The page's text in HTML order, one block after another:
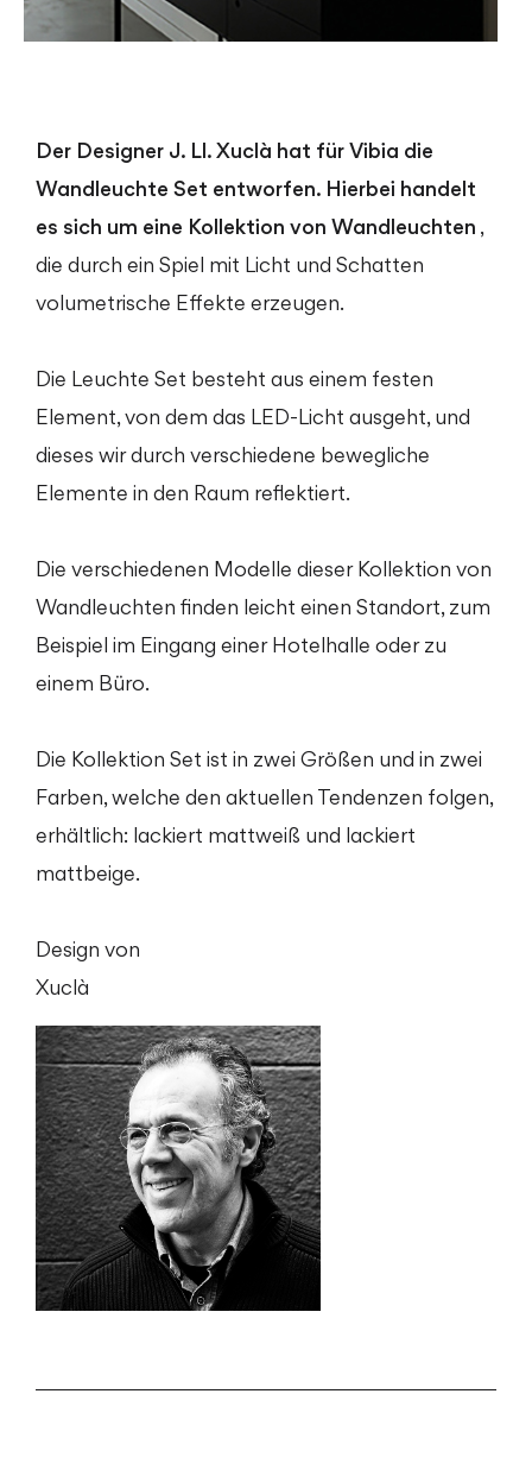
Der Designer J. Ll. Xuclà hat für Vibia die
Wandleuchte Set entworfen. Hierbei handelt
es sich um eine Kollektion von Wandleuchten ,
die durch ein Spiel mit Licht und Schatten
volumetrische Effekte erzeugen.
Die Leuchte Set besteht aus einem festen
Element, von dem das LED-Licht ausgeht, und
dieses wir durch verschiedene bewegliche
Elemente in den Raum reflektiert.
Die verschiedenen Modelle dieser Kollektion von
Wandleuchten finden leicht einen Standort, zum
Beispiel im Eingang einer Hotelhalle oder zu
einem Büro.
Die Kollektion Set ist in zwei Größen und in zwei
Farben, welche den aktuellen Tendenzen folgen,
erhältlich: lackiert mattweiß und lackiert
mattbeige.
Design von
Xuclà